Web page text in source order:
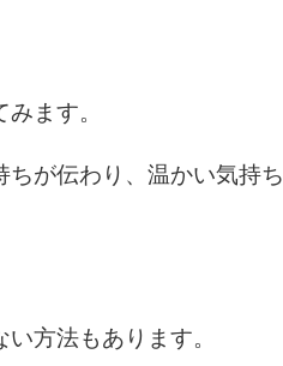
ます。
が伝わり、温かい気持ち
方法もあります。